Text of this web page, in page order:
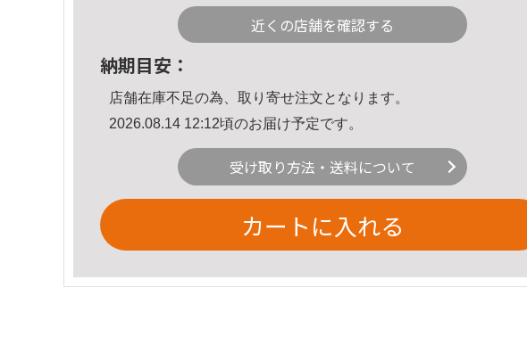
近くの店舗を確認する
納期目安：
店舗在庫不足の為、取り寄せ注文となります。
2026.08.14 12:12頃のお届け予定です。
受け取り方法・送料について
カートに入れる